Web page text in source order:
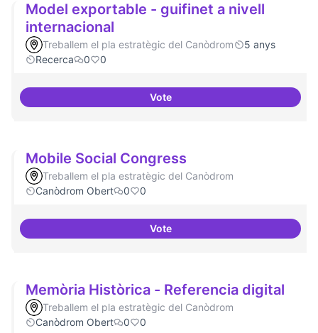
Model exportable - guifinet a nivell
internacional
Treballem el pla estratègic del Canòdrom
5 anys
Recerca
0 0
VoteModel exportable - guifinet a
Mobile Social Congress
Treballem el pla estratègic del Canòdrom
Canòdrom Obert
0 0
VoteMobile Social Congress
Memòria Històrica - Referencia digital
Treballem el pla estratègic del Canòdrom
Canòdrom Obert
0 0